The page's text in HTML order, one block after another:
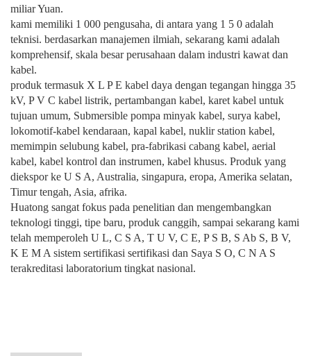
miliar Yuan.
kami memiliki 1 000 pengusaha, di antara yang 1 5 0 adalah
teknisi. berdasarkan manajemen ilmiah, sekarang kami adalah
komprehensif, skala besar perusahaan dalam industri kawat dan
kabel.
produk termasuk X L P E kabel daya dengan tegangan hingga 35
kV, P V C kabel listrik, pertambangan kabel, karet kabel untuk
tujuan umum, Submersible pompa minyak kabel, surya kabel,
lokomotif-kabel kendaraan, kapal kabel, nuklir station kabel,
memimpin selubung kabel, pra-fabrikasi cabang kabel, aerial
kabel, kabel kontrol dan instrumen, kabel khusus. Produk yang
diekspor ke U S A, Australia, singapura, eropa, Amerika selatan,
Timur tengah, Asia, afrika.
Huatong sangat fokus pada penelitian dan mengembangkan
teknologi tinggi, tipe baru, produk canggih, sampai sekarang kami
telah memperoleh U L, C S A, T U V, C E, P S B, S Ab S, B V,
K E M A sistem sertifikasi sertifikasi dan Saya S O, C N A S
terakreditasi laboratorium tingkat nasional.